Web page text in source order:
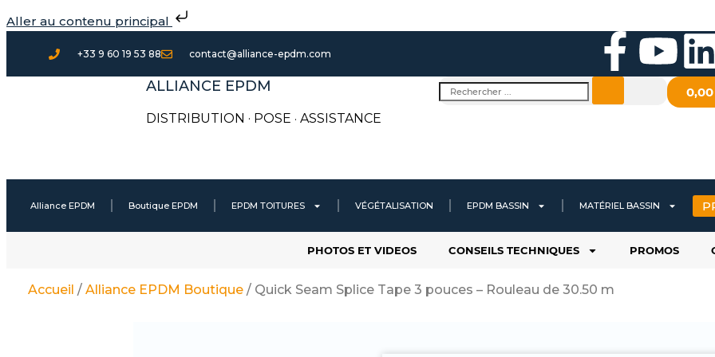
Aller au contenu principal
au
contenu
+33 9 60 19 53 88 contact@alliance-epdm.com
F
a
e
b
o
Y
o
t
u
b
i
ALLIANCE EPDM
DISTRIBUTION · POSE · ASSISTANCE
Rechercher
Alliance EPDM Boutique EPDM EPDM TOITURES VÉGÉTALISATION EPDM BASSIN MATÉRIEL BASSIN
PHOTOS ET VIDEOS CONSEILS TECHNIQUES PROMOS
Accueil / Alliance EPDM Boutique/ Quick Seam Splice Tape 3 pouces – Rouleau de 30.50 m